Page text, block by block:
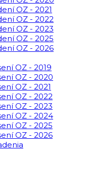
OZ - 2021
OZ - 2022
OZ - 2023
OZ - 2025
OZ - 2026
OZ - 2019
OZ - 2020
OZ - 2021
OZ - 2022
OZ - 2023
OZ - 2024
OZ - 2025
OZ - 2026